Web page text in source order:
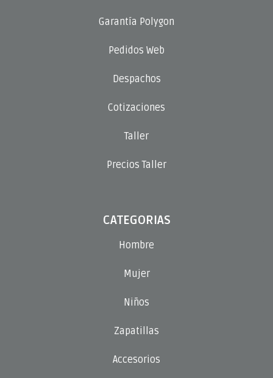
Garantía Polygon
Pedidos Web
Despachos
Cotizaciones
Taller
Precios Taller
CATEGORIAS
Hombre
Mujer
Niños
Zapatillas
Accesorios